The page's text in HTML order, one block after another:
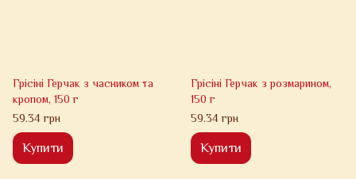
Грісіні Герчак з часником та
кропом, 150 г
59.34 грн
Купити
Грісіні Герчак з розмарином,
150 г
59.34 грн
Купити